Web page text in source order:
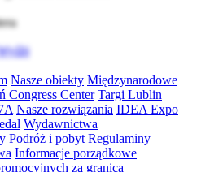
Nasze obiekty Międzynarodowe
Congress Center Targi Lublin
Nasze rozwiązania IDEA Expo
Wydawnictwa
Podróż i pobyt Regulaminy
Informacje porządkowe
za granicą